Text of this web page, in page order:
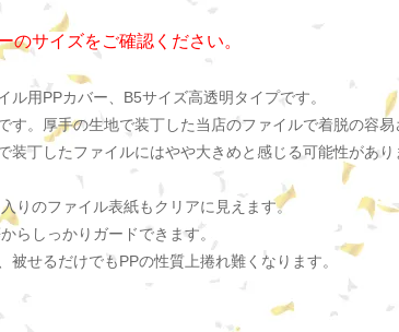
のサイズをご確認ください。
用PPカバー、B5サイズ高透明タイプです。
。厚手の生地で装丁した当店のファイルで着脱の容
装丁したファイルにはやや大きめと感じる可能性があり
りのファイル表紙もクリアに見えます。
らしっかりガードできます。
せるだけでもPPの性質上捲れ難くなります。